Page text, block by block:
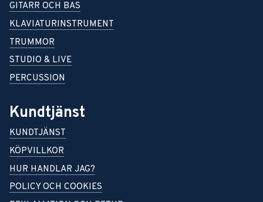
GITARR OCH BAS
KLAVIATURINSTRUMENT
TRUMMOR
STUDIO & LIVE
PERCUSSION
Kundtjänst
KUNDTJÄNST
KÖPVILLKOR
HUR HANDLAR JAG?
POLICY OCH COOKIES